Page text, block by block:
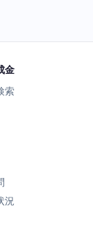
金
索
況